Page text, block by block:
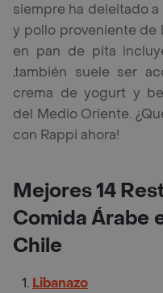
siempre ha deleitado
y pollo proveniente de
en pan de pita
,también suele ser
crema de yogurt y
del Medio Oriente.
con Rappi ahora!
Mejores 14
Comida Árabe
Chile
Libanazo